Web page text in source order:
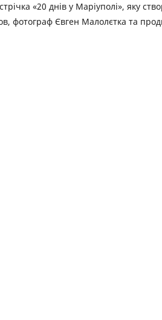
«20 днів у Маріуполі», яку
фотограф Євген Малолєтка та